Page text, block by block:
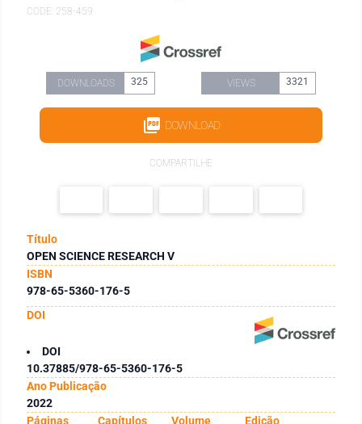
CODE: 258-459
DOWNLOADS 325 VIEWS 3321
DOWNLOAD
COMPARTILHE
Título
OPEN SCIENCE RESEARCH V
ISBN
978-65-5360-176-5
DOI
DOI
10.37885/978-65-5360-176-5
Ano Publicação
2022
Páginas
Capítulos Volume
Edição